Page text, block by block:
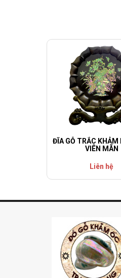
ĐĨA GỖ TRẮC KHẢM
VIÊN MÃN
Liên hệ